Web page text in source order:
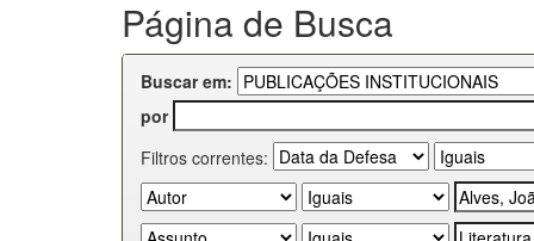
Página de Busca
Buscar em:
por
Filtros correntes: